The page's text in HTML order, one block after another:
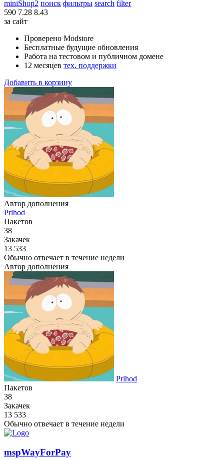
miniShop2 поиск фильтры search filter
590 7.28 8.43
за сайт
Проверено Modstore
Бесплатные будущие обновления
Работа на тестовом и публичном домене
12 месяцев тех. поддержки
Добавить в корзину
Автор дополнения
Prihod
Пакетов
38
Закачек
13 533
Обычно отвечает в течение недели
Автор дополнения
Prihod
Пакетов
38
Закачек
13 533
Обычно отвечает в течение недели
mspWayForPay